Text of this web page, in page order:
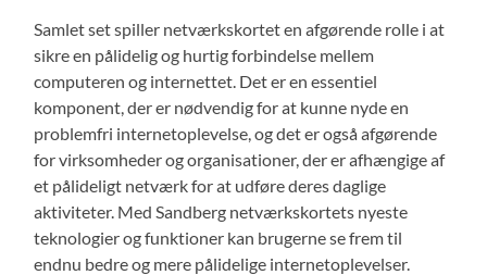
Samlet set spiller netværkskortet en afgørende rolle i at
sikre en pålidelig og hurtig forbindelse mellem
computeren og internettet. Det er en essentiel
komponent, der er nødvendig for at kunne nyde en
problemfri internetoplevelse, og det er også afgørende
for virksomheder og organisationer, der er afhængige af
et pålideligt netværk for at udføre deres daglige
aktiviteter. Med Sandberg netværkskortets nyeste
teknologier og funktioner kan brugerne se frem til
endnu bedre og mere pålidelige internetoplevelser.